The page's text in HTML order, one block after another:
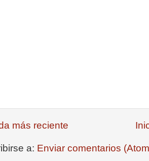
más reciente
a: Enviar comentarios